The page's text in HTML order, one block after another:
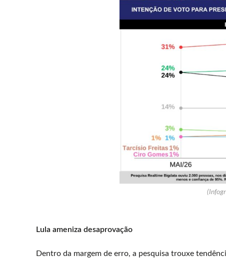
Lula ameniza desaprovação
Dentro da margem de erro, a pesquisa trouxe